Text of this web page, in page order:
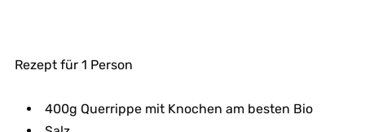
Rezept für 1 Person
400g Querrippe mit Knochen am besten Bio